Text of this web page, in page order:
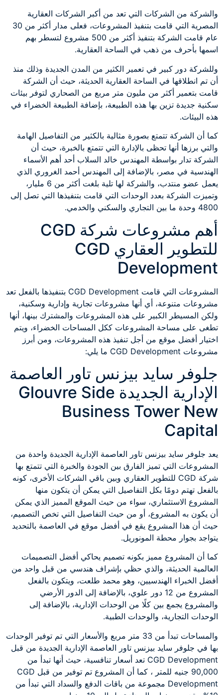
والشركة من الشركات التي تعد من أكبر الشركات العقارية
المصرية التي قامت بتنفيذ المشروعات، فعلى مدار أكثر من 30
عام قامت الشركة بتنفيذ أكثر من 500 مشروع لتسطر بهم
اسمها بأحرف من ذهب في الساحة العقارية.
وللشركة دور كبير في تعمير الكثير من المدن الجديدة وذلك منذ
أن تم انطلاقها في الساحة العقارية الحديثة، حيث أن الشركة
قامت بتعمير أكثر من مليون متر مربع من الصحاري لتوفر بيئات
سكنية جديدة تزين بها هذه الطبيعة، بإضافة الطبيعة الخضراء في
هذه البيئات.
كما أن الشركة تتمتع بصورة مثالية بالكثير من التفاصيل الهامة
والتي برزها أنها تحظى بالإدارة التي تتمتع بالخبرة، حيث أن
الشركة تدار بواسطة المهندس خالد السلاب أحد أهم الأسماء
الهندسية في مصر، بالإضافة إلى المهندس أحمد الغروري الذي
يعمل عضو منتدب، والشركة لها تلية بلغت أكثر من 6 مليار،
وتميزت الشركة بعدد الوحدات التي قامت بتنفيذها التي تصل إلى
4800 وحدة ما بين التجاري والسكني والخدمي.
أهم مشروعات شركة CGD
للتطوير العقاري CGD
Development
المشروعات التي قامت CGD Development بتنفيذها بالفعل تعد
مشروعات متنوعة، أي أنها مشروعات تجارية وإدارية وسكنية،
ولكن المسيطر الكبير على هذه المشروعات والمشترك بينها، أنها
تطغى على مساحة المشروعات ككل المساحات الخضراء، ويتم
اختيار أفضل موقع من أجل تنفيذ هذه المشروعات، ومن أبرز
مشروعات CGD Development ما يلي:
جلوفر سايد بيزنس تاور العاصمة
الإدارية الجديدة Glouvre Side
Business Tower New
Capital
يعد جلوفر سايد بيزنس تاور العاصمة الإدارية الجديدة واحدة من
المشروعات التي تميز الفارق بين الجودة والخبرة التي تتمتع بها
شركة CGD للتطوير العقاري وبين باقي الشركات الأخرى، كونه
بالفعل تهتم دومًا بكل التفاصيل التي يمكن أن يتكون منها
المشروع الاستثماري، سواء من حيث الموقع المميز الذي يمكن
أن يكون به المشروع، أو من حيث التفاصيل التي تخص التصميم،
حيث أن هذا المشروع يقع في أفضل موقع في العاصمة بالتحديد
يتواجد بجوار محطة المونوريل.
كما أن المشروع مميز بكونه تصميم يحاكي أفضل التصميمات
العالمية الحديثة، والذي حظي بإشراف هندسي من قبل واحد من
أفضل الخبراء الهندسيين، وهو محمد طلعت، ويتكون بالفعل
المشروع من 12 دور علوي، بالإضافة إلى الدور الأرضي
والمشروع يجمع بين كلًا من الوحدات الإدارية، بالإضافة إلى
الوحدات التجارية، والوحدات الطبية.
والمساحات تبدأ من 33 متر مربع والأسعار التي تم توفير الوحدات
بها في جلوفر سايد بيزنس تاور العاصمة الإدارية الجديدة من قبل
CGD Development تعد أسعار تنافسية، حيث أنها تبدأ من
90,000 جنيه للمتر ، كما أن المشروع تم توفير من قبل CGD
Development مجموعة من باقات الدفع والسداد التي تبدأ من